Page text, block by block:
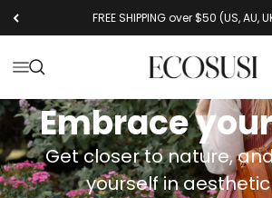
FREE SHIPPING over $50 (US, AU,
メニューを開く
検索を開く Ecosusi
Embrace
Get closer to nature,
yourself in